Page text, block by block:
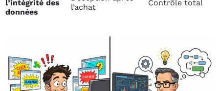
l’intégrité des
données
l’achat
Contrôle total